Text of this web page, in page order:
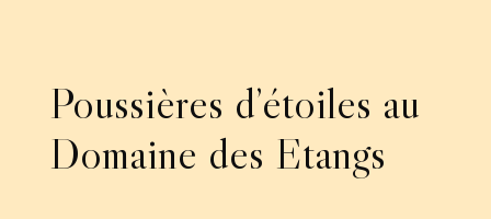
Poussières d’étoiles au
Domaine des Etangs